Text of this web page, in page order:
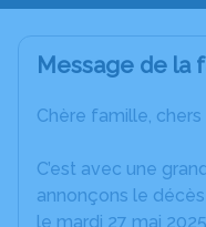
Message de la
Chère famille, chers
C’est avec une
annonçons le
le mardi 27 mai